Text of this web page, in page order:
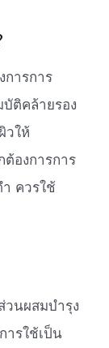
การการ
ติคล้ายรอง
วให้
องการการ
ควรใช้
นผสมบำรุง
ารใช้เป็น